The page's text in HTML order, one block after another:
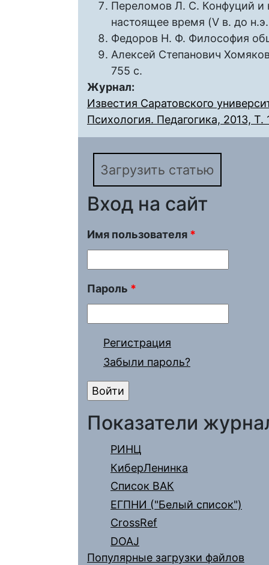
Переломов Л. С. Конфуций и
настоящее время (V в. до
Федоров Н. Ф. Философия
Алексей Степанович
755 с.
Журнал:
Известия Саратовского
Психология. Педагогика, 2013, Т.
Загрузить статью
Вход на сайт
Имя пользователя *
Пароль *
Регистрация
Забыли пароль?
Показатели
РИНЦ
КиберЛенинка
Список ВАК
ЕГПНИ ("Белый список")
CrossRef
DOAJ
Популярные загрузки файлов